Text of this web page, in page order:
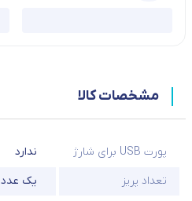
مشخصات کالا
پورت USB برای شارژ
ندارد
تعداد پریز
یک عدد